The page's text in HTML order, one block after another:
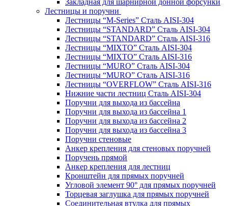
Лестницы и поручни
Лестницы “M-Series” Сталь AISI-304
Лестницы “STANDARD” Сталь AISI-304
Лестницы “STANDARD” Сталь AISI-316
Лестницы “MIXTO” Сталь AISI-304
Лестницы “MIXTO” Сталь AISI-316
Лестницы “MURO” Сталь AISI-304
Лестницы “MURO” Сталь AISI-316
Лестницы “OVERFLOW” Сталь AISI-316
Нижние части лестниц Сталь AISI-304
Поручни для выхода из бассейна
Поручни для выхода из бассейна 1
Поручни для выхода из бассейна 2
Поручни для выхода из бассейна 3
Поручни стеновые
Анкер крепления для стеновых поручней
Поручень прямой
Анкер крепления для лестниц
Кронштейн для прямых поручней
Угловой элемент 90° для прямых поручней
Торцевая заглушка для прямых поручней
Соединительная втулка для прямых